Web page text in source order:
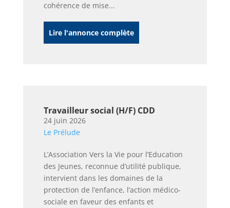
cohérence de mise...
Lire l'annonce complète
Travailleur social (H/F) CDD
24 juin 2026
Le Prélude
L’Association Vers la Vie pour l’Education
des Jeunes, reconnue d’utilité publique,
intervient dans les domaines de la
protection de l’enfance, l’action médico-
sociale en faveur des enfants et